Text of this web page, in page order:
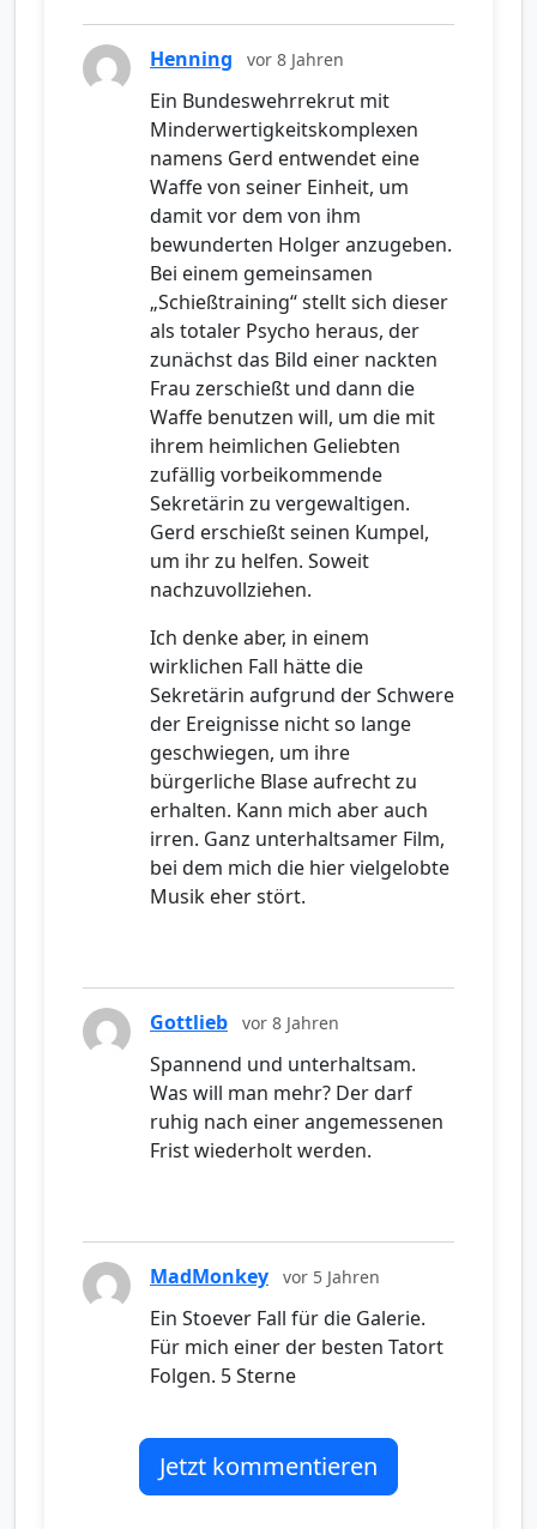
Henning vor 8 Jahren
Ein Bundeswehrrekrut mit
Minderwertigkeitskomplexen
namens Gerd entwendet eine
Waffe von seiner Einheit, um
damit vor dem von ihm
bewunderten Holger anzugeben.
Bei einem gemeinsamen
„Schießtraining“ stellt sich dieser
als totaler Psycho heraus, der
zunächst das Bild einer nackten
Frau zerschießt und dann die
Waffe benutzen will, um die mit
ihrem heimlichen Geliebten
zufällig vorbeikommende
Sekretärin zu vergewaltigen.
Gerd erschießt seinen Kumpel,
um ihr zu helfen. Soweit
nachzuvollziehen.
Ich denke aber, in einem
wirklichen Fall hätte die
Sekretärin aufgrund der Schwere
der Ereignisse nicht so lange
geschwiegen, um ihre
bürgerliche Blase aufrecht zu
erhalten. Kann mich aber auch
irren. Ganz unterhaltsamer Film,
bei dem mich die hier vielgelobte
Musik eher stört.
Gottlieb vor 8 Jahren
Spannend und unterhaltsam.
Was will man mehr? Der darf
ruhig nach einer angemessenen
Frist wiederholt werden.
MadMonkey vor 5 Jahren
Ein Stoever Fall für die Galerie.
Für mich einer der besten Tatort
Folgen. 5 Sterne
Jetzt kommentieren